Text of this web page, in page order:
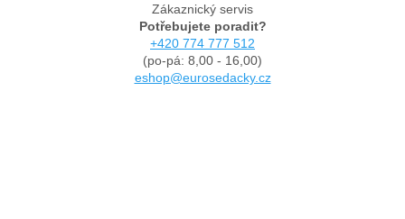
Zákaznický servis
Potřebujete poradit?
+420 774 777 512
(po-pá: 8,00 - 16,00)
eshop@eurosedacky.cz